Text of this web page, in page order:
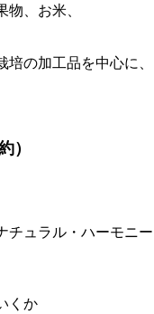
、お米、
の加工品を中心に、
）
ュラル・ハーモニ
くか